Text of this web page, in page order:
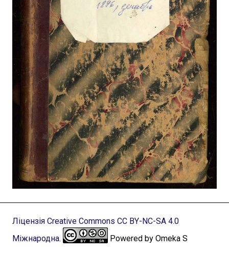
Ліцензія Creative Commons CC BY-NC-SA 4.0
Міжнародна. Powered by Omeka S